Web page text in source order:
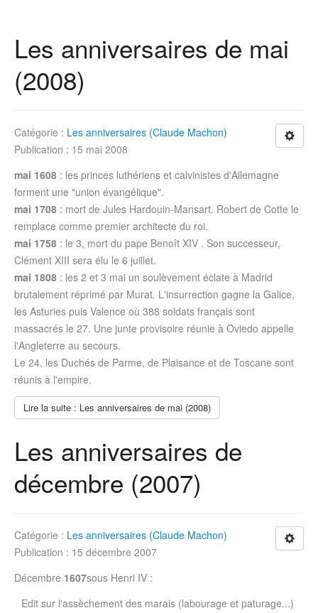
Les anniversaires de mai
(2008)
Catégorie : Les anniversaires (Claude Machon)
Publication : 15 mai 2008
mai 1608 : les princes luthériens et calvinistes d'Allemagne
forment une "union évangélique".
mai 1708 : mort de Jules Hardouin-Mansart. Robert de Cotte le
remplace comme premier architecte du roi.
mai 1758 : le 3, mort du pape Benoît XIV . Son successeur,
Clément XIII sera élu le 6 juillet.
mai 1808 : les 2 et 3 mai un soulèvement éclate à Madrid
brutalement réprimé par Murat. L'insurrection gagne la Galice,
les Asturies puis Valence où 388 soldats français sont
massacrés le 27. Une junte provisoire réunie à Oviedo appelle
l'Angleterre au secours.
Le 24, les Duchés de Parme, de Plaisance et de Toscane sont
réunis à l'empire.
Lire la suite : Les anniversaires de mai (2008)
Les anniversaires de
décembre (2007)
Catégorie : Les anniversaires (Claude Machon)
Publication : 15 décembre 2007
Décembre 1607sous Henri IV :
Edit sur l'assèchement des marais (labourage et paturage...)